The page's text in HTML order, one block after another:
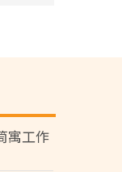
寓工作